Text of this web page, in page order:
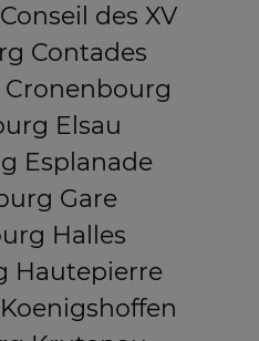
des XV
Contades
Elsau
Esplanade
Gare
Halles
Hautepierre